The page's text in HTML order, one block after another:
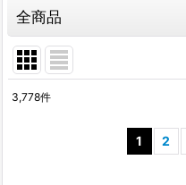
全商品
3,778件
1 2